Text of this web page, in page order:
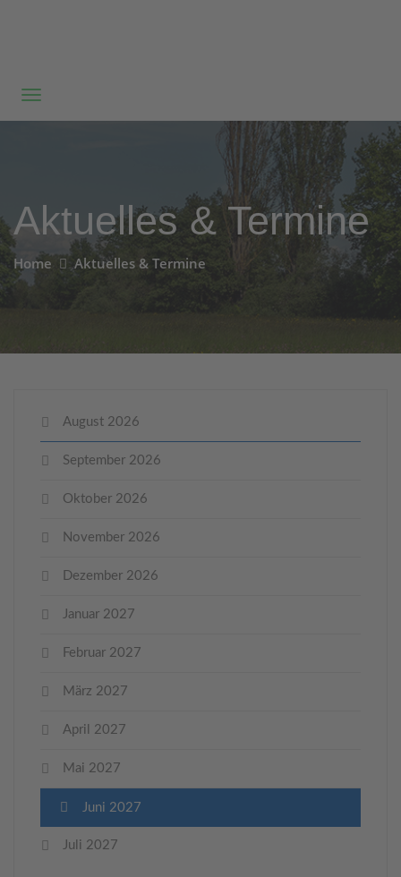
Aktuelles & Termine
Home Aktuelles & Termine
August 2026
September 2026
Oktober 2026
November 2026
Dezember 2026
Januar 2027
Februar 2027
März 2027
April 2027
Mai 2027
Juni 2027
Juli 2027